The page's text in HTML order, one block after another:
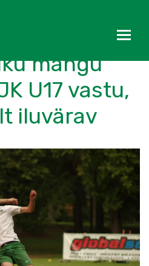
pidas
mängu
U17 vastu,
iluvärav